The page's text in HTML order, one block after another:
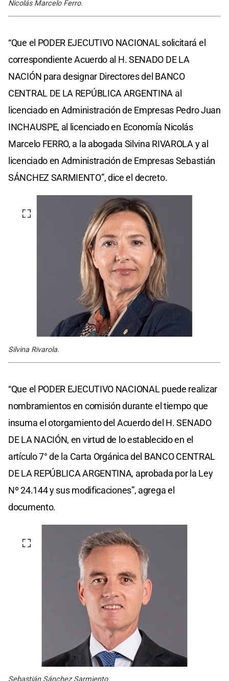
Nicolás Marcelo Ferro.
“Que el PODER EJECUTIVO NACIONAL solicitará el
correspondiente Acuerdo al H. SENADO DE LA
NACIÓN para designar Directores del BANCO
CENTRAL DE LA REPÚBLICA ARGENTINA al
licenciado en Administración de Empresas Pedro Juan
INCHAUSPE, al licenciado en Economía Nicolás
Marcelo FERRO, a la abogada Silvina RIVAROLA y al
licenciado en Administración de Empresas Sebastián
SÁNCHEZ SARMIENTO”, dice el decreto.
Silvina Rivarola.
“Que el PODER EJECUTIVO NACIONAL puede realizar
nombramientos en comisión durante el tiempo que
insuma el otorgamiento del Acuerdo del H. SENADO
DE LA NACIÓN, en virtud de lo establecido en el
artículo 7° de la Carta Orgánica del BANCO CENTRAL
DE LA REPÚBLICA ARGENTINA, aprobada por la Ley
Nº 24.144 y sus modificaciones”, agrega el
documento.